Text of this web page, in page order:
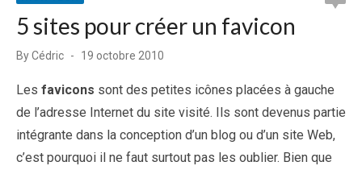
5 sites pour créer un favicon
ByCédric
Posted
19 octobre 2010
Les favicons sont des petites icônes placées à gauche
de l’adresse Internet du site visité. Ils sont devenus partie
intégrante dans la conception d’un blog ou d’un site Web,
c’est pourquoi il ne faut surtout pas les oublier. Bien que